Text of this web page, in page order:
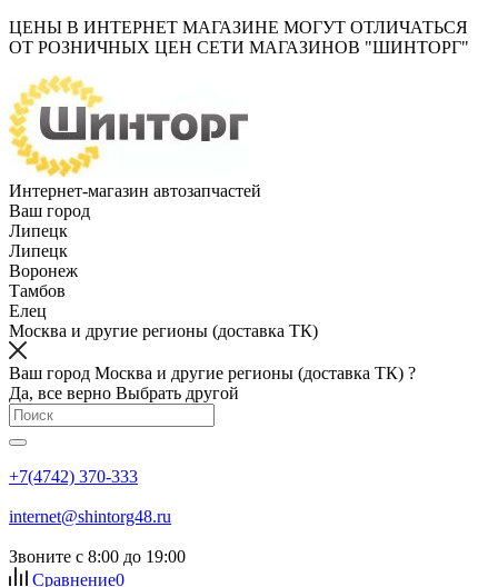
ЦЕНЫ В ИНТЕРНЕТ МАГАЗИНЕ МОГУТ ОТЛИЧАТЬСЯ
ОТ РОЗНИЧНЫХ ЦЕН СЕТИ МАГАЗИНОВ "ШИНТОРГ"
Интернет-магазин автозапчастей
Ваш город
Липецк
Липецк
Воронеж
Тамбов
Елец
Москва и другие регионы (доставка ТК)
Ваш город Москва и другие регионы (доставка ТК) ?
Да, все верно Выбрать другой
+7(4742) 370-333
internet@shintorg48.ru
Звоните с 8:00 до 19:00
Сравнение0